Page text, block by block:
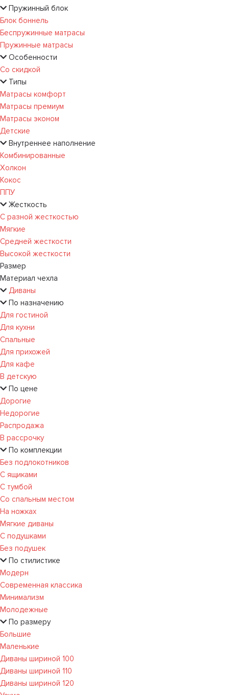
Пружинный блок
Блок боннель
Беспружинные матрасы
Пружинные матрасы
Особенности
Со скидкой
Типы
Матрасы комфорт
Матрасы премиум
Матрасы эконом
Детские
Внутреннее наполнение
Комбинированные
Холкон
Кокос
ППУ
Жесткость
С разной жесткостью
Мягкие
Средней жесткости
Высокой жесткости
Размер
Материал чехла
Диваны
По назначению
Для гостиной
Для кухни
Спальные
Для прихожей
Для кафе
В детскую
По цене
Дорогие
Недорогие
Распродажа
В рассрочку
По комплекции
Без подлокотников
С ящиками
С тумбой
Со спальным местом
На ножках
Мягкие диваны
С подушками
Без подушек
По стилистике
Модерн
Современная классика
Минимализм
Молодежные
По размеру
Большие
Маленькие
Диваны шириной 100
Диваны шириной 110
Диваны шириной 120